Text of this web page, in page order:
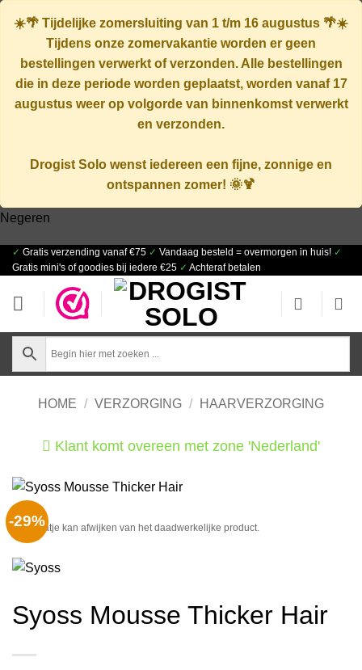
☀️🌴 Tijdelijke zomersluiting van 1 t/m 16 augustus 🌴☀️
Tijdens onze zomervakantie worden er geen
bestellingen verwerkt of verzonden. Alle bestellingen
die in deze periode worden geplaatst, worden vanaf 17
augustusweer op volgorde van binnenkomst verwerkt
en verzonden.
Drogist Solo wenst iedereen een fijne, zonnige en
ontspannen zomer! 🌞🍹
Negeren
Ga
naar
inhoud
✓ Gratis verzending vanaf €75 ✓ Vandaag besteld = overmorgen in huis! ✓
Gratis mini's of goodies bij iedere €25 ✓ Achteraf betalen
HOME / VERZORGING / HAARVERZORGING
Klant komt overeen met zone 'Nederland'
-29%
Het plaatje kan afwijken van het daadwerkelijke product.
Syoss Mousse Thicker Hair